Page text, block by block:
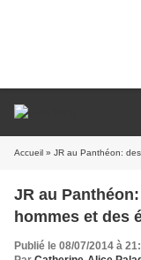
Accueil » JR au Panthéon:
JR au
hommes et des
Publié le 08/07/2014 à